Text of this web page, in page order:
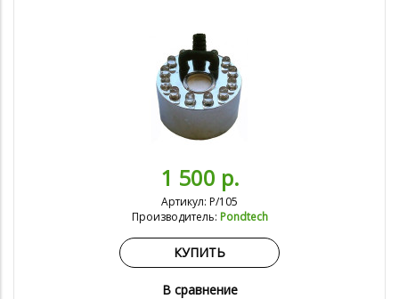
1 500 р.
Артикул: P/105
Производитель: Pondtech
КУПИТЬ
В сравнение